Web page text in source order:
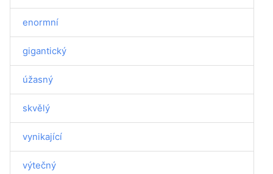
enormní
gigantický
úžasný
skvělý
vynikající
výtečný